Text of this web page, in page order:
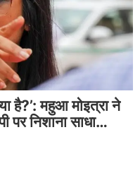
है?’: महुआ मोइत्रा ने
पर निशाना साधा…